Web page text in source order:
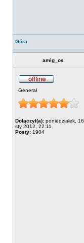
Góra
amig_os
Generał
Dołączył(a): poniedziałek, 16
sty 2012, 22:11
Posty: 1904